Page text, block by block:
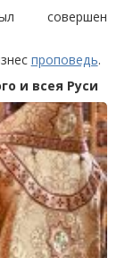
совершен
проповедь.
и всея Руси